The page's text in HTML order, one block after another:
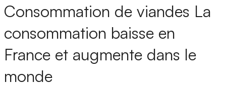
Consommation de viandes La
consommation baisse en
France et augmente dans le
monde